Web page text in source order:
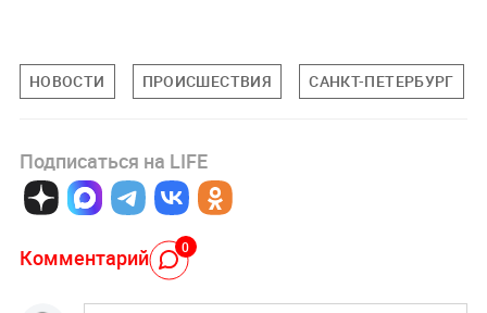
НОВОСТИ ПРОИСШЕСТВИЯ САНКТ-ПЕТЕРБУРГ
Подписаться на LIFE
Комментарий 0